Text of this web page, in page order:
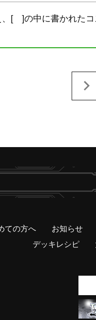
、[ ]の中に書かれたコ
ての方へ お知らせ
デッキレシピ